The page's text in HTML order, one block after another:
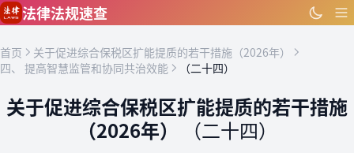
跳到主要内容
法律法规速查
首页
关于促进综合保税区扩能提质的若干措施（2026年）
四、 提高智慧监管和协同共治效能
（二十四）
关于促进综合保税区扩能提质的若干措施
（2026年）
（二十四）